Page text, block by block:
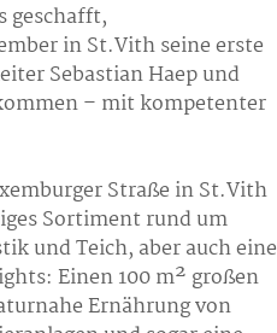
geschafft,
in St.Vith seine erste
Sebastian Haep und
– mit kompetenter
Straße in St.Vith
Sortiment rund um
und Teich, aber auch eine
Einen 100 m² großen
Ernährung von